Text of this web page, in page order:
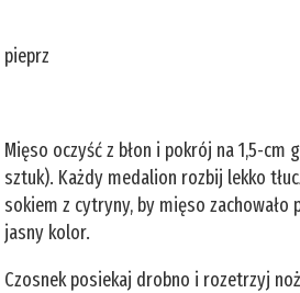
pieprz
Mięso oczyść z błon i pokrój na 1,5-cm
sztuk). Każdy medalion rozbij lekko
sokiem z cytryny, by mięso zachowało
jasny kolor.
Czosnek posiekaj drobno i rozetrzyj